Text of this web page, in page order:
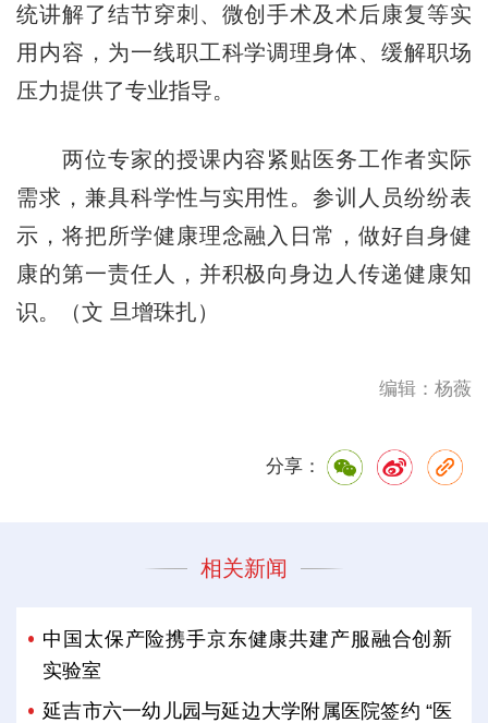
统讲解了结节穿刺、微创手术及术后康复等实
用内容，为一线职工科学调理身体、缓解职场
压力提供了专业指导。
两位专家的授课内容紧贴医务工作者实际
需求，兼具科学性与实用性。参训人员纷纷表
示，将把所学健康理念融入日常，做好自身健
康的第一责任人，并积极向身边人传递健康知
识。（文 旦增珠扎）
编辑：杨薇
分享：
相关新闻
中国太保产险携手京东健康共建产服融合创新
实验室
延吉市六一幼儿园与延边大学附属医院签约 “医